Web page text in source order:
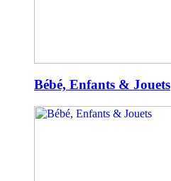
Bébé, Enfants & Jouets